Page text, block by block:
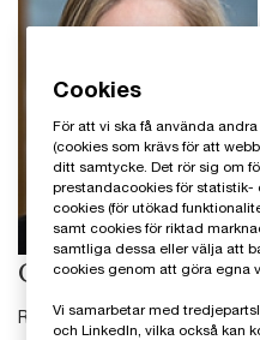
Cecilia Fornstedt
Rådgivare inom
Cookies
För att vi ska få använda
(cookies som krävs för att
ditt samtycke. Det rör sig om
prestandacookies för
cookies (för utökad
samt cookies för riktad
samtliga dessa eller välja att
cookies genom att göra egna
Vi samarbetar med
och LinkedIn, vilka också kan